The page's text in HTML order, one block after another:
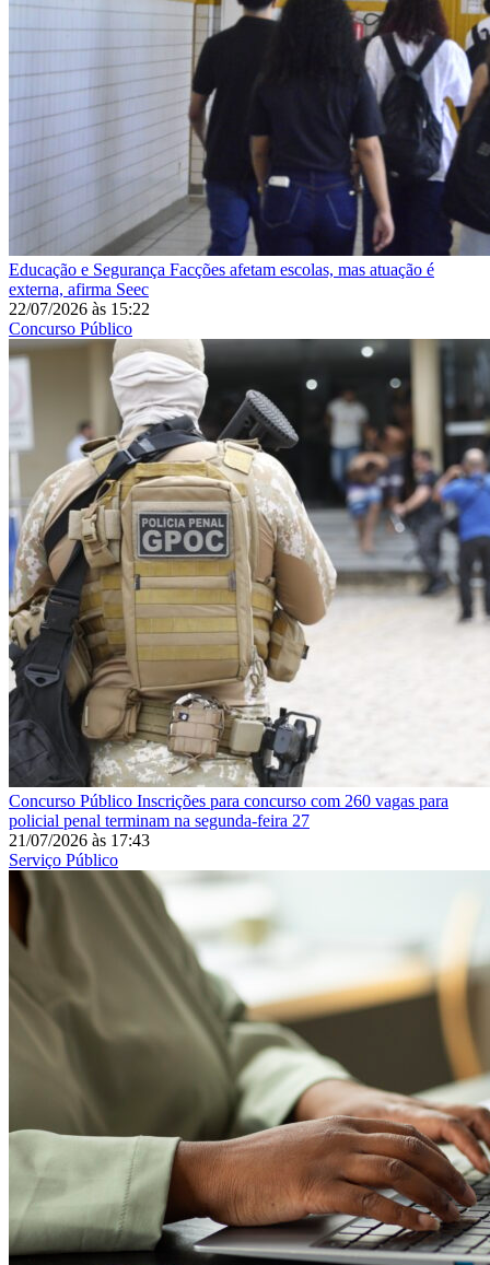
Educação e Segurança Facções afetam escolas, mas atuação é
externa, afirma Seec
22/07/2026 às 15:22
Concurso Público
Concurso Público Inscrições para concurso com 260 vagas para
policial penal terminam na segunda-feira 27
21/07/2026 às 17:43
Serviço Público